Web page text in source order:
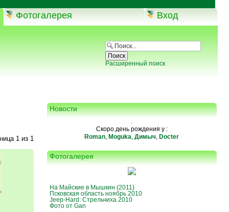
Фотогалерея Вход
Расширенный поиск
1из 1
Новости
.
Скоро день рождения у :
Roman, Moguka,Димыч, Docter
Фотогалерея
На Майские в Мышкин (2011)
Псковская область ноябрь 2010
Jeep-Hard: Стрельчиха 2010
Фото от Gan